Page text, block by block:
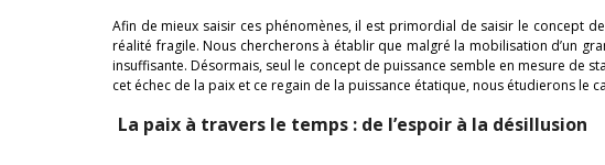
Afin de mieux saisir ces phénomènes, il est primordial de saisir le concept
réalité fragile. Nous chercherons à établir que malgré la mobilisation d’un
insuffisante. Désormais, seul le concept de puissance semble en mesure de
cet échec de la paix et ce regain de la puissance étatique, nous étudierons le
La paix à travers le temps : de l’espoir à la désillusion